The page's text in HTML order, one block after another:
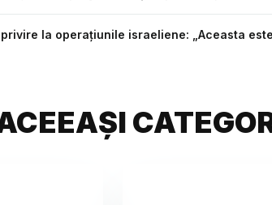
la operațiunile israeliene: „Aceasta